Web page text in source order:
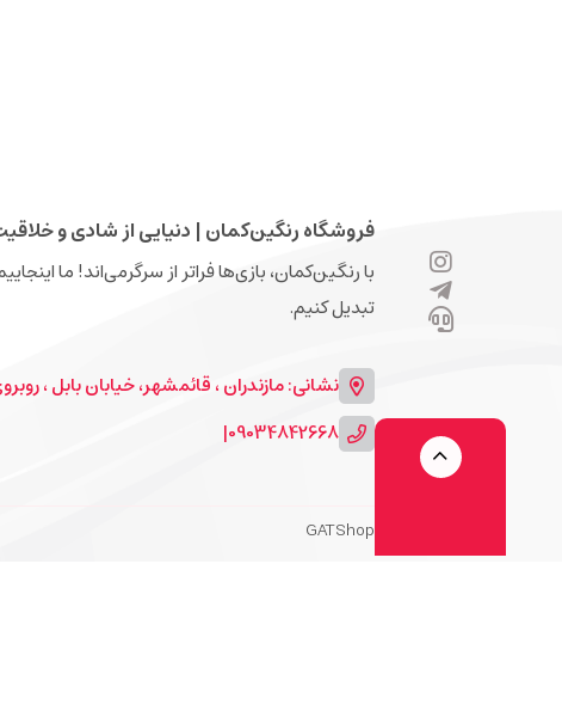
فروشگاه رنگین‌کمان | دنیایی از شادی و
با رنگین‌کمان، بازی‌ها فراتر از سرگرمی‌اند! ما
تبدیل کنیم.
نشانی: مازندران ، قائمشهر، خیابان بابل ، روبروی
09034842668
|
GATShop